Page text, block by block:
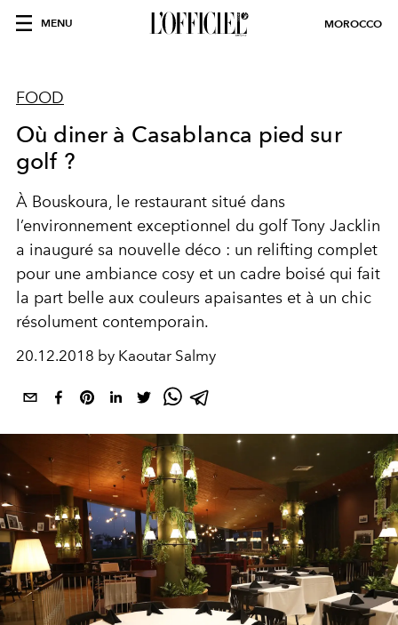
MENU MOROCCO
FOOD
Où diner à Casablanca pied sur
golf ?
À Bouskoura, le restaurant situé dans
l’environnement exceptionnel du golf Tony Jacklin
a inauguré sa nouvelle déco : un relifting complet
pour une ambiance cosy et un cadre boisé qui fait
la part belle aux couleurs apaisantes et à un chic
résolument contemporain.
20.12.2018 by Kaoutar Salmy